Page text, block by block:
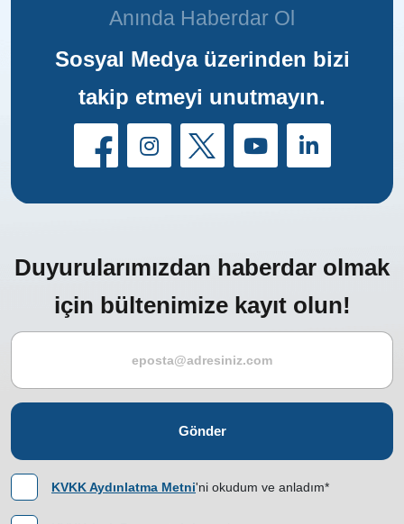
Anında Haberdar Ol
Sosyal Medya üzerinden bizi
takip etmeyi unutmayın.
Duyurularımızdan haberdar olmak
için bültenimize kayıt olun!
Gönder
KVKK Aydınlatma Metni'ni okudum ve anladım*